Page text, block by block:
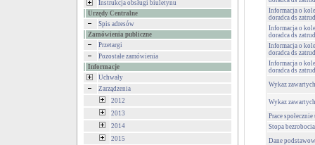
Instrukcja obsługi biuletynu
Urzędy Centralne
Spis adresów
Zamówienia publiczne
Przetargi
Pozostałe zamówienia
Informacje
Uchwały
Zarządzenia
2012
2013
2014
2015
Informacja o
doradca ds
Informacja o
doradca ds
Informacja o
doradca ds
Informacja o
doradca ds
Wykaz
Wykaz
Prace społecznie
Stopa bezrobocia
Dane